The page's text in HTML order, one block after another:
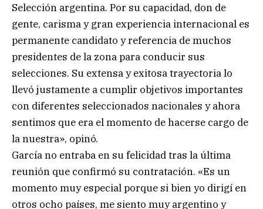
Selección argentina. Por su capacidad, don de
gente, carisma y gran experiencia internacional es
permanente candidato y referencia de muchos
presidentes de la zona para conducir sus
selecciones. Su extensa y exitosa trayectoria lo
llevó justamente a cumplir objetivos importantes
con diferentes seleccionados nacionales y ahora
sentimos que era el momento de hacerse cargo de
la nuestra», opinó.
García no entraba en su felicidad tras la última
reunión que confirmó su contratación. «Es un
momento muy especial porque si bien yo dirigí en
otros ocho países, me siento muy argentino y